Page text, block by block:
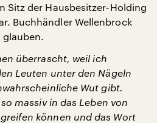
Sitz der Hausbesitzer-Holding
Buchhändler Wellenbrock
glauben.
überrascht, weil ich
Leuten unter den Nägeln
Wut gibt.
massiv in das Leben von
können und das Wort